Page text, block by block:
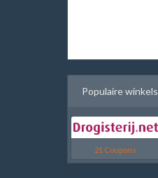
Populaire winkels
21 Coupons